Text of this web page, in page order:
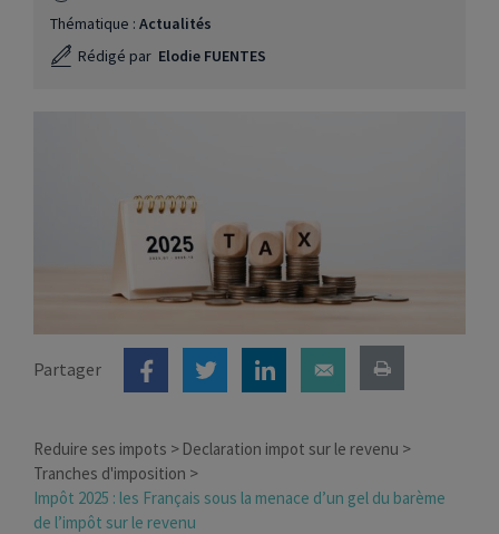
Thématique : Actualités
Rédigé par Elodie FUENTES
Partager
Reduire ses impots
Declaration impot sur le revenu
Tranches d'imposition
Impôt 2025 : les Français sous la menace d’un gel du barème
de l’impôt sur le revenu